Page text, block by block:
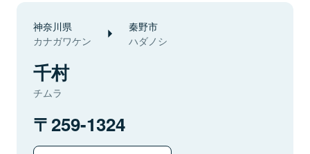
神奈川県
カナガワケン
秦野市
ハダノシ
千村
チムラ
259-1324